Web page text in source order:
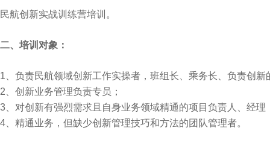
民航创新实战训练营培训。
二、培训对象：
1、负责民航领域创新工作实操者，班组长、乘务长、负责创新
2、创新业务管理负责专员；
3、对创新有强烈需求且自身业务领域精通的项目负责人、经理
4、精通业务，但缺少创新管理技巧和方法的团队管理者。